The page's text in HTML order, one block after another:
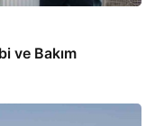
ve Bakım